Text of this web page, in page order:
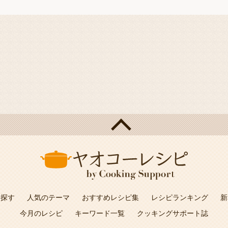
す 人気のテーマ おすすめレシピ集 レシピランキング
今月のレシピ
キーワード一覧 クッキングサポート誌